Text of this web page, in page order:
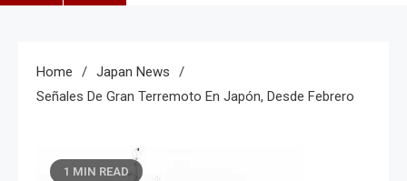
Home
Japan News
Señales De Gran Terremoto En Japón, Desde Febrero
1 MIN READ